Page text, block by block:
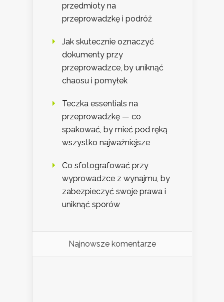
przedmioty na
przeprowadzkę i podróż
Jak skutecznie oznaczyć
dokumenty przy
przeprowadzce, by uniknąć
chaosu i pomyłek
Teczka essentials na
przeprowadzkę — co
spakować, by mieć pod ręką
wszystko najważniejsze
Co sfotografować przy
wyprowadzce z wynajmu, by
zabezpieczyć swoje prawa i
uniknąć sporów
Najnowsze komentarze